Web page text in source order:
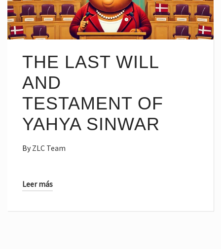
THE LAST WILL
AND
TESTAMENT OF
YAHYA SINWAR
ByZLC Team
Leer más